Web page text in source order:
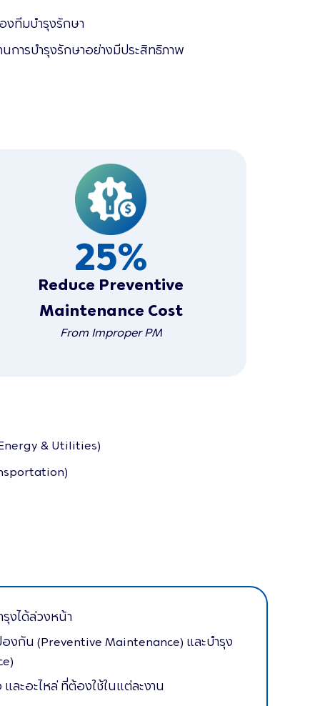
งทีมบำรุงรักษา
การบำรุงรักษาอย่างมีประสิทธิภาพ
25%
Reduce Preventive
Maintenance Cost
From Improper PM
& Utilities)
งได้ล่วงหน้า
งกัน (Preventive Maintenance) และบำรุง
ละอะไหล่ ที่ต้องใช้ในแต่ละงาน